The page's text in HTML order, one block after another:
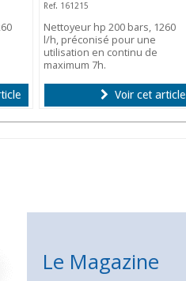
Ref. 161215
Nettoyeur hp 200 bars, 1260
l/h, préconisé pour une
utilisation en continu de
maximum 7h.
Voir cet article
Le Magazine